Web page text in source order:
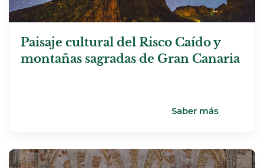
Paisaje cultural del Risco Caído y
montañas sagradas de Gran Canaria
Saber más